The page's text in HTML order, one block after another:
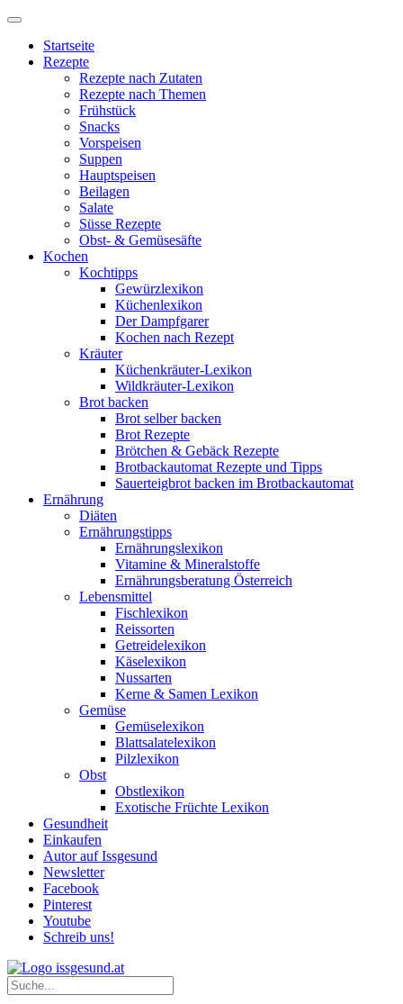
Startseite
Rezepte
Rezepte nach Zutaten
Rezepte nach Themen
Frühstück
Snacks
Vorspeisen
Suppen
Hauptspeisen
Beilagen
Salate
Süsse Rezepte
Obst- & Gemüsesäfte
Kochen
Kochtipps
Gewürzlexikon
Küchenlexikon
Der Dampfgarer
Kochen nach Rezept
Kräuter
Küchenkräuter-Lexikon
Wildkräuter-Lexikon
Brot backen
Brot selber backen
Brot Rezepte
Brötchen & Gebäck Rezepte
Brotbackautomat Rezepte und Tipps
Sauerteigbrot backen im Brotbackautomat
Ernährung
Diäten
Ernährungstipps
Ernährungslexikon
Vitamine & Mineralstoffe
Ernährungsberatung Österreich
Lebensmittel
Fischlexikon
Reissorten
Getreidelexikon
Käselexikon
Nussarten
Kerne & Samen Lexikon
Gemüse
Gemüselexikon
Blattsalatelexikon
Pilzlexikon
Obst
Obstlexikon
Exotische Früchte Lexikon
Gesundheit
Einkaufen
Autor auf Issgesund
Newsletter
Facebook
Pinterest
Youtube
Schreib uns!